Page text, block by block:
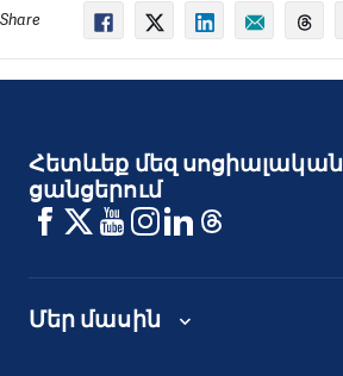
Share
Հետևեք մեզ սոցիալական
ցանցերում
Մեր մասին